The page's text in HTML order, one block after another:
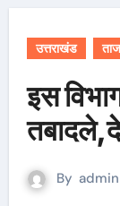
उत्तराखंड
इस
By admin